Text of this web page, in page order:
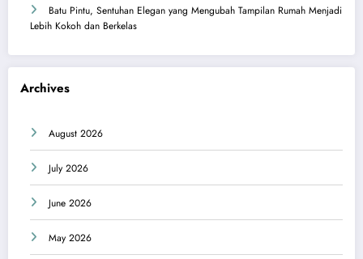
Batu Pintu, Sentuhan Elegan yang Mengubah Tampilan Rumah Menjadi
Lebih Kokoh dan Berkelas
Archives
August 2026
July 2026
June 2026
May 2026